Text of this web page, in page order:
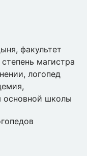
факультет
магистра
логопед
основной школы